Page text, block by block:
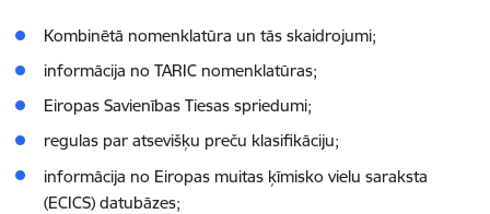
Kombinētā nomenklatūra un tās skaidrojumi;
informācija no TARIC nomenklatūras;
Eiropas Savienības Tiesas spriedumi;
regulas par atsevišķu preču klasifikāciju;
informācija no Eiropas muitas ķīmisko vielu saraksta
(ECICS) datubāzes;